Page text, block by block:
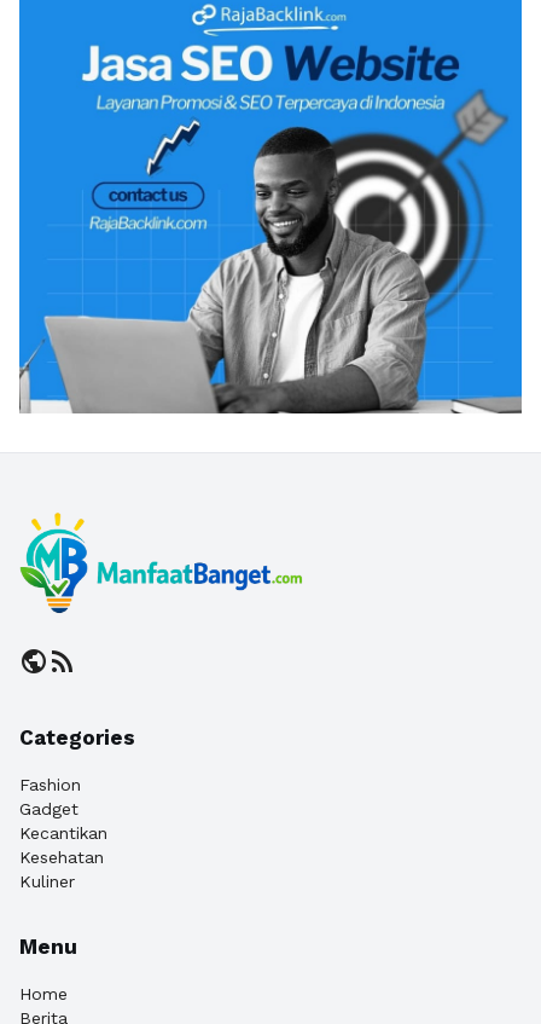
publicrss_feed
Categories
Fashion
Gadget
Kecantikan
Kesehatan
Kuliner
Menu
Home
Berita